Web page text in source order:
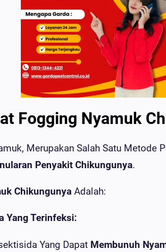
Fogging Nyamuk
Merupakan Salah Satu Metode
Penyakit Chikungunya.
Chikungunya Adalah:
Yang Terinfeksi:
Yang Dapat Membunuh